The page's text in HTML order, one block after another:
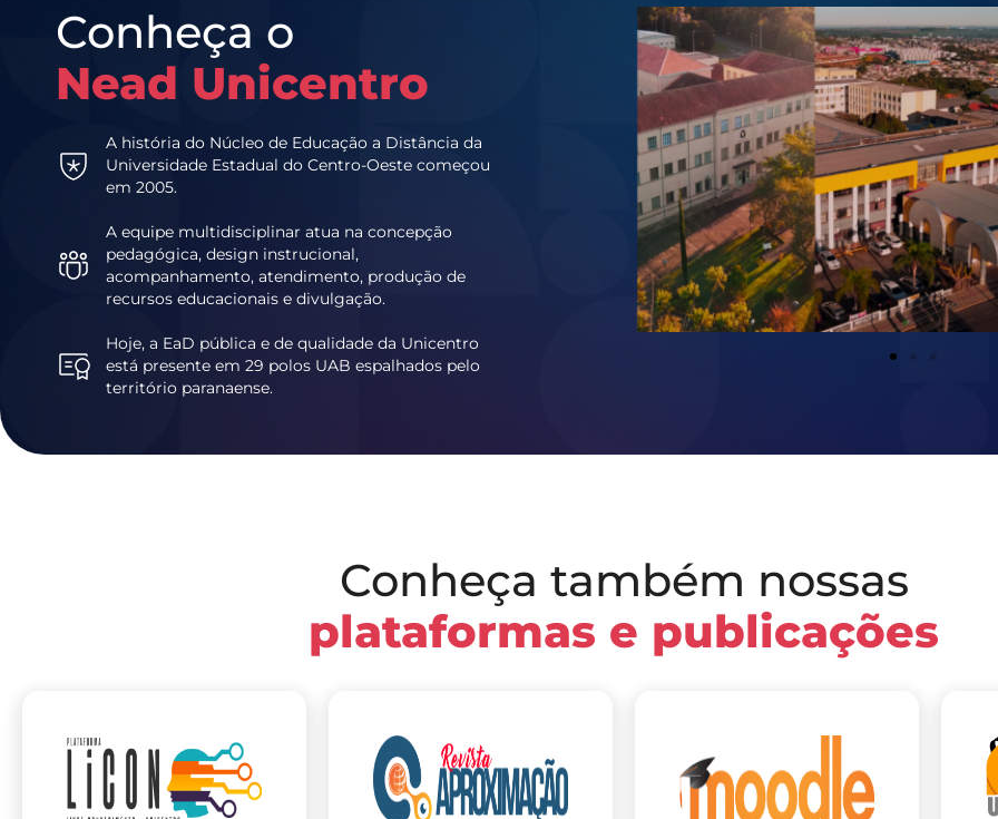
Conheça o
Nead Unicentro
A história do Núcleo de Educação a Distância da
Universidade Estadual do Centro-Oeste começou
em 2005.
A equipe multidisciplinar atua na concepção
pedagógica, design instrucional,
acompanhamento, atendimento, produção de
recursos educacionais e divulgação.
Hoje, a EaD pública e de qualidade da Unicentro
está presente em 29 polos UAB espalhados pelo
território paranaense.
Conheça também nossas
plataformas e publicações